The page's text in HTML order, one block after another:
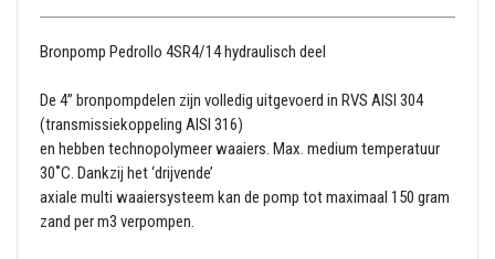
Bronpomp Pedrollo 4SR4/14 hydraulisch deel
De 4” bronpompdelen zijn volledig uitgevoerd in RVS AISI 304
(transmissiekoppeling AISI 316)
en hebben technopolymeer waaiers. Max. medium temperatuur
30˚C. Dankzij het ‘drijvende’
axiale multi waaiersysteem kan de pomp tot maximaal 150 gram
zand per m3 verpompen.